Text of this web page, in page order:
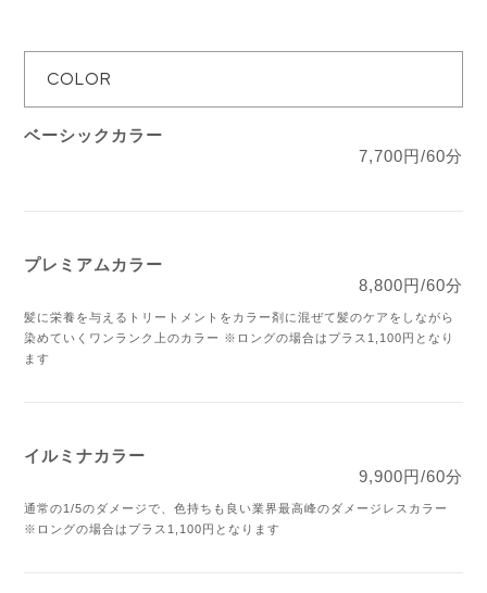
COLOR
ベーシックカラー
7,700円/60分
プレミアムカラー
8,800円/60分
髪に栄養を与えるトリートメントをカラー剤に混ぜて髪のケアをしながら
染めていくワンランク上のカラー ※ロングの場合はプラス1,100円となり
ます
イルミナカラー
9,900円/60分
通常の1/5のダメージで、色持ちも良い業界最高峰のダメージレスカラー
※ロングの場合はプラス1,100円となります